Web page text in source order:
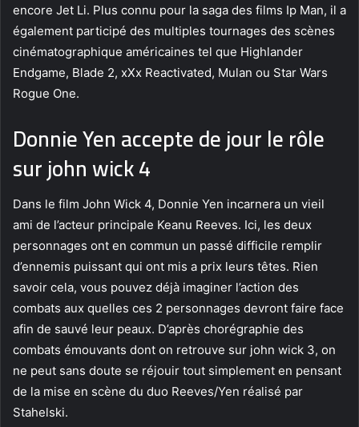
encore Jet Li. Plus connu pour la saga des films Ip Man, il a
également participé des multiples tournages des scènes
cinématographique américaines tel que Highlander
Endgame, Blade 2, xXx Reactivated, Mulan ou Star Wars
Rogue One.
Donnie Yen accepte de jour le rôle
sur john wick 4
Dans le film John Wick 4, Donnie Yen incarnera un vieil
ami de l’acteur principale Keanu Reeves. Ici, les deux
personnages ont en commun un passé difficile remplir
d’ennemis puissant qui ont mis a prix leurs têtes. Rien
savoir cela, vous pouvez déjà imaginer l’action des
combats aux quelles ces 2 personnages devront faire face
afin de sauvé leur peaux. D’après chorégraphie des
combats émouvants dont on retrouve sur john wick 3, on
ne peut sans doute se réjouir tout simplement en pensant
de la mise en scène du duo Reeves/Yen réalisé par
Stahelski.